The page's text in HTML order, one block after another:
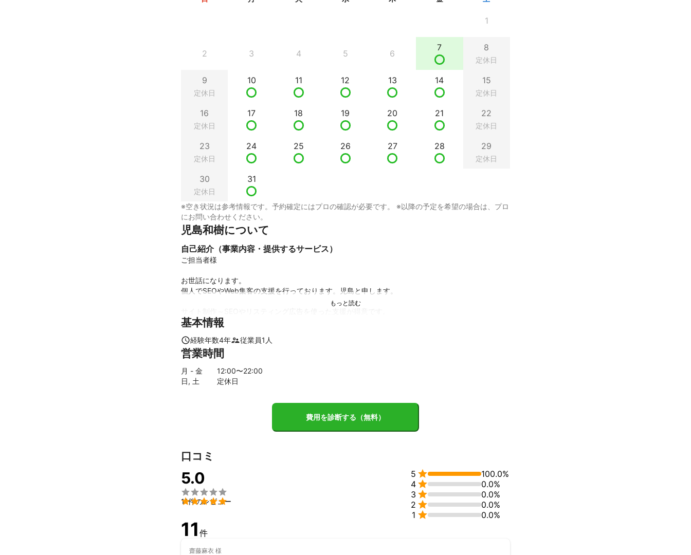
1
2 3 4 5 6
7 8
定休日
9
定休日
10 11 12 13 14 15
定休日
16
定休日
17 18 19 20 21 22
定休日
23
定休日
24 25 26 27 28 29
定休日
30
定休日
31
※空き状況は参考情報です。予約確定にはプロの確認が必要です。 ※以降の予定を希望の場合は、プロ
にお問い合わせください。
児島和樹について
自己紹介（事業内容・提供するサービス）
ご担当者様
お世話になります。
個人でSEOやWeb集客の支援を行っております。児島と申します。
SEO分野としては、
・医院
・パーソナルジム
るようなサイト設計に自信があります。
コードも触れるため、内部施策なども対応可能です。
実際の改善作業まで継続的にご依頼頂ける場合には、月額契約のような形で現状分析と改善案の提案
は無料で行わせて頂くことも可能です。(月額予算は作業量で要相談)
レスの速さは意識しているため、スピード感のあるやり取りが可能かと思います。
基本情報
経験年数4年 従業員1 人
営業時間
月 - 金 12:00〜22:00
日, 土
定休日
費用を診断する（無料）
口コミ
5.0


11件のレビュー
5 
100.0%
4 
0.0%
3 
0.0%
2 
0.0%
1  0.0%
11 件
齋藤麻衣 様